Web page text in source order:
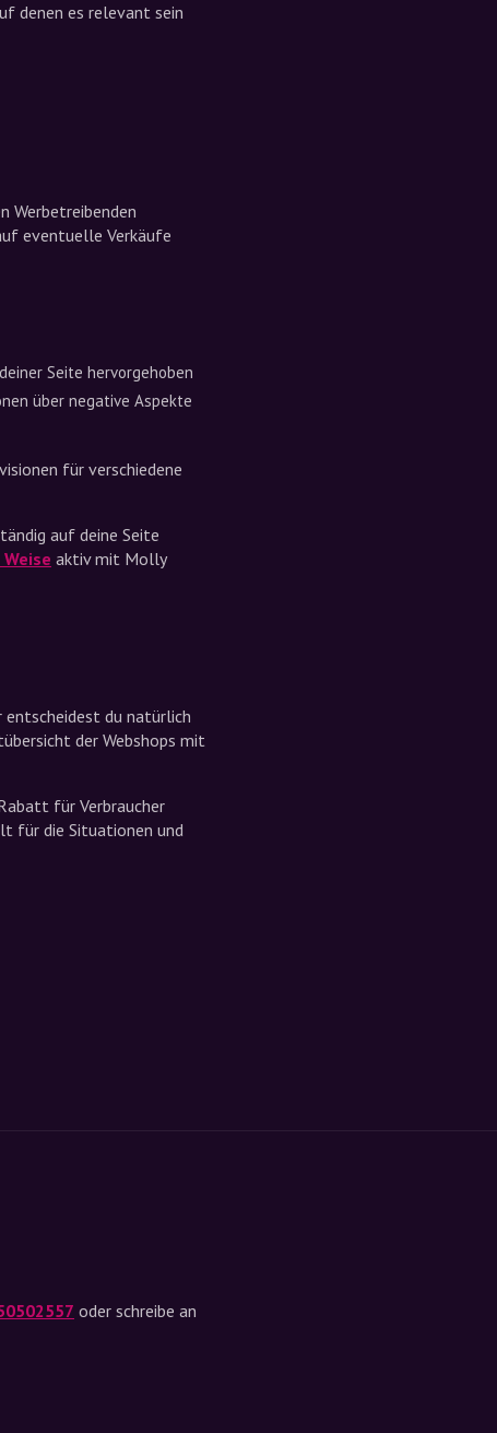
denen es relevant sein
Werbetreibenden
eventuelle Verkäufe
Seite hervorgehoben
über negative Aspekte
für verschiedene
auf deine Seite
aktiv mit Molly
du natürlich
der Webshops mit
für Verbraucher
für die Situationen und
oder schreibe an